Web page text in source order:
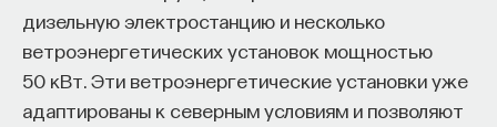
дизельную электростанцию и несколько
ветроэнергетических установок мощностью
50 кВт. Эти ветроэнергетические установки уже
адаптированы к северным условиям и позволяют